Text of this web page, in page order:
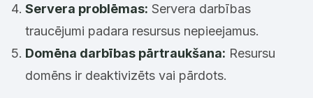
Servera problēmas: Servera darbības
traucējumi padara resursus nepieejamus.
Domēna darbības pārtraukšana: Resursu
domēns ir deaktivizēts vai pārdots.